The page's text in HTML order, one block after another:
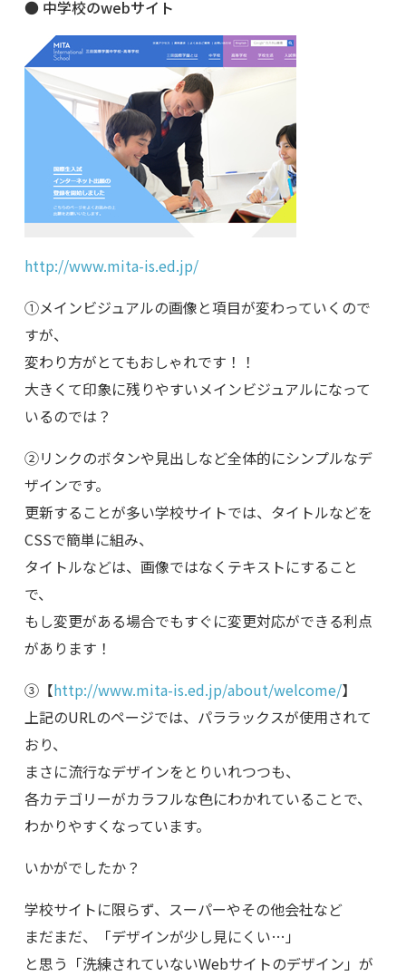
● 中学校のwebサイト
http://www.mita-is.ed.jp/
①メインビジュアルの画像と項目が変わっていくので
すが、
変わり方がとてもおしゃれです！！
大きくて印象に残りやすいメインビジュアルになって
いるのでは？
②リンクのボタンや見出しなど全体的にシンプルなデ
ザインです。
更新することが多い学校サイトでは、タイトルなどを
CSSで簡単に組み、
タイトルなどは、画像ではなくテキストにすること
で、
もし変更がある場合でもすぐに変更対応ができる利点
があります！
③【http://www.mita-is.ed.jp/about/welcome/】
上記のURLのページでは、パララックスが使用されて
おり、
まさに流行なデザインをとりいれつつも、
各カテゴリーがカラフルな色にわかれていることで、
わかりやすくなっています。
いかがでしたか？
学校サイトに限らず、スーパーやその他会社など
まだまだ、「デザインが少し見にくい…」
と思う「洗練されていないWebサイトのデザイン」が